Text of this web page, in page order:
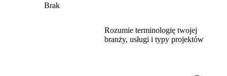
Brak
Rozumie terminologię twojej
branży, usługi i typy projektów